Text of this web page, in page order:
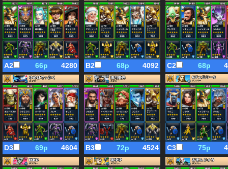
A2 66p 4280
D3 69p 4604
B2 68p 4092
B3 72p 4524
C2 68p
C3 75p